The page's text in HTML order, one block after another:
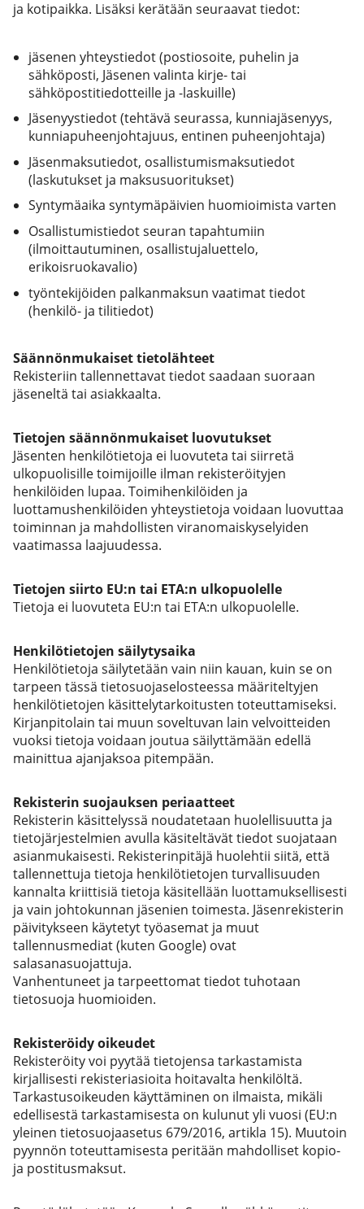
ja kotipaikka. Lisäksi kerätään seuraavat tiedot:
jäsenen yhteystiedot (postiosoite, puhelin ja
sähköposti, Jäsenen valinta kirje- tai
sähköpostitiedotteille ja -laskuille)
Jäsenyystiedot (tehtävä seurassa, kunniajäsenyys,
kunniapuheenjohtajuus, entinen puheenjohtaja)
Jäsenmaksutiedot, osallistumismaksutiedot
(laskutukset ja maksusuoritukset)
Syntymäaika syntymäpäivien huomioimista varten
Osallistumistiedot seuran tapahtumiin
(ilmoittautuminen, osallistujaluettelo,
erikoisruokavalio)
työntekijöiden palkanmaksun vaatimat tiedot
(henkilö- ja tilitiedot)
Säännönmukaiset tietolähteet
Rekisteriin tallennettavat tiedot saadaan suoraan
jäseneltä tai asiakkaalta.
Tietojen säännönmukaiset luovutukset
Jäsenten henkilötietoja ei luovuteta tai siirretä
ulkopuolisille toimijoille ilman rekisteröityjen
henkilöiden lupaa. Toimihenkilöiden ja
luottamushenkilöiden yhteystietoja voidaan luovuttaa
toiminnan ja mahdollisten viranomaiskyselyiden
vaatimassa laajuudessa.
Tietojen siirto EU:n tai ETA:n ulkopuolelle
Tietoja ei luovuteta EU:n tai ETA:n ulkopuolelle.
Henkilötietojen säilytysaika
Henkilötietoja säilytetään vain niin kauan, kuin se on
tarpeen tässä tietosuojaselosteessa määriteltyjen
henkilötietojen käsittelytarkoitusten toteuttamiseksi.
Kirjanpitolain tai muun soveltuvan lain velvoitteiden
vuoksi tietoja voidaan joutua säilyttämään edellä
mainittua ajanjaksoa pitempään.
Rekisterin suojauksen periaatteet
Rekisterin käsittelyssä noudatetaan huolellisuutta ja
tietojärjestelmien avulla käsiteltävät tiedot suojataan
asianmukaisesti. Rekisterinpitäjä huolehtii siitä, että
tallennettuja tietoja henkilötietojen turvallisuuden
kannalta kriittisiä tietoja käsitellään luottamuksellisesti
ja vain johtokunnan jäsenien toimesta. Jäsenrekisterin
päivitykseen käytetyt työasemat ja muut
tallennusmediat (kuten Google) ovat
salasanasuojattuja.
Vanhentuneet ja tarpeettomat tiedot tuhotaan
tietosuoja huomioiden.
Rekisteröidy oikeudet
Rekisteröity voi pyytää tietojensa tarkastamista
kirjallisesti rekisteriasioita hoitavalta henkilöltä.
Tarkastusoikeuden käyttäminen on ilmaista, mikäli
edellisestä tarkastamisesta on kulunut yli vuosi (EU:n
yleinen tietosuojaasetus 679/2016, artikla 15). Muutoin
pyynnön toteuttamisesta peritään mahdolliset kopio-
ja postitusmaksut.